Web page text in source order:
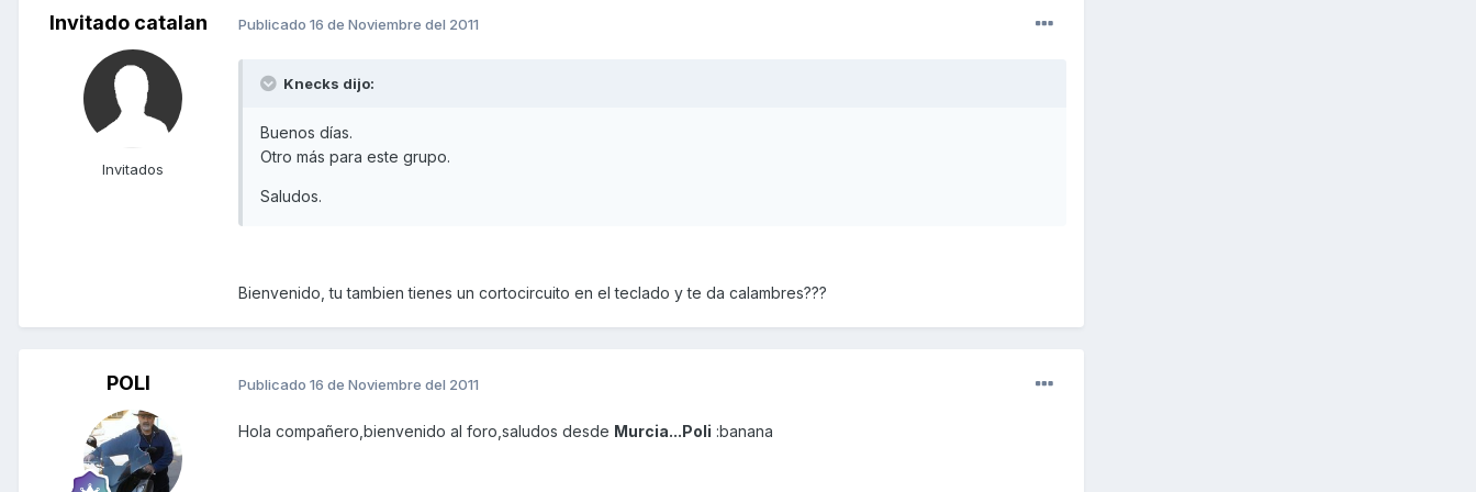
Invitado catalan
Invitados
Publicado 16 de Noviembre del 2011
Knecks dijo:
Buenos días.
Otro más para este grupo.
Saludos.
Bienvenido, tu tambien tienes un cortocircuito en el teclado y te da calambres???
POLI Publicado 16 de Noviembre del 2011
Hola compañero,bienvenido al foro,saludos desde Murcia...Poli :banana